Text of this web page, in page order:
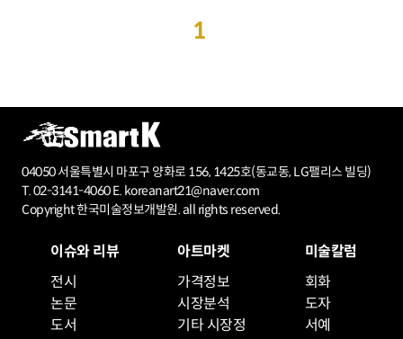
1
04050 서울특별시 마포구 양화로 156, 1425호(동교동, LG팰리스 빌딩)
T. 02-3141-4060 E. koreanart21@naver.com
Copyright 한국미술정보개발원. all rights reserved.
이슈와 리뷰
전시
논문
도서
아트마켓
가격정보
시장분석
기타 시장정
미술칼럼
회화
도자
서예